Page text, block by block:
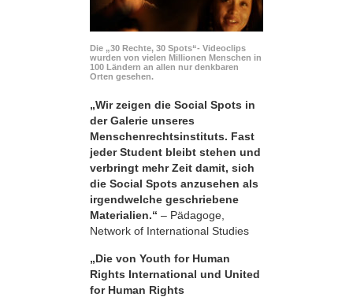
Die „30 Rechte, 30 Spots“- Videoclips
wurden von vielen Millionen Menschen in
100 Ländern an allen nur denkbaren
Orten gesehen.
„Wir zeigen die Social Spots in
der Galerie unseres
Menschenrechtsinstituts. Fast
jeder Student bleibt stehen und
verbringt mehr Zeit damit, sich
die Social Spots anzusehen als
irgendwelche geschriebene
Materialien.“ – Pädagoge,
Network of International Studies
„Die von Youth for Human
Rights International und United
for Human Rights